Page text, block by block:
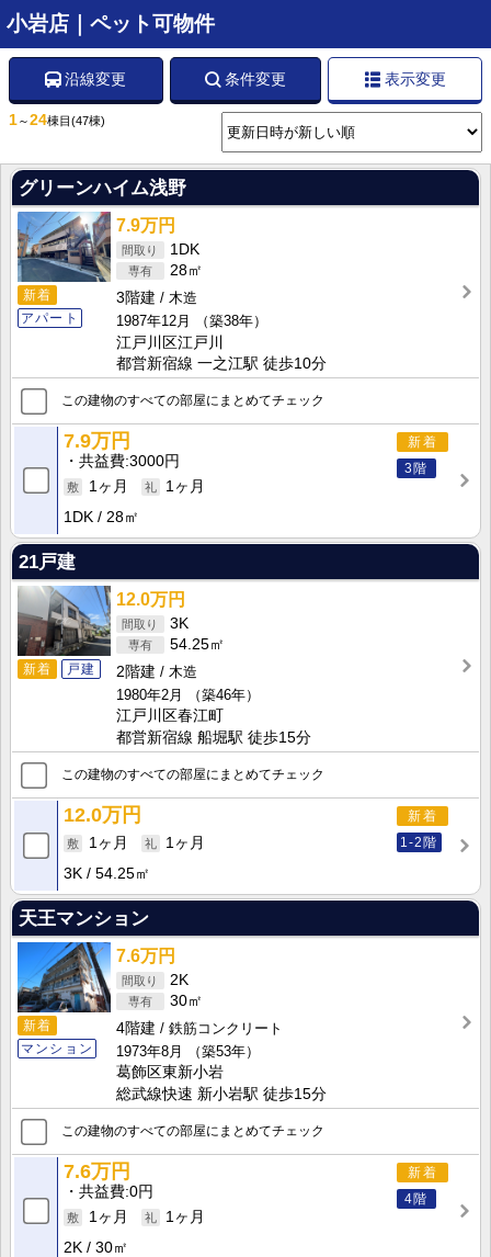
小岩店｜ペット可物件
沿線変更 条件変更 表示変更
1～24棟目 (47棟)
グリーンハイム浅野
新着
アパート
7.9万円
1DK
28㎡
3階建
木造
1987年12月
（築38年）
江戸川区江戸川
都営新宿線 一之江駅 徒歩10分
この建物のすべての部屋にまとめてチェック
新着
3階
7.9万円
共益費 3000円
1ヶ月
1ヶ月
1DK
28㎡
21戸建
新着 戸建
12.0万円
3K
54.25㎡
2階建
木造
1980年2月
（築46年）
江戸川区春江町
都営新宿線 船堀駅 徒歩15分
この建物のすべての部屋にまとめてチェック
新着
1-2階
12.0万円
1ヶ月
1ヶ月
3K
54.25㎡
天王マンション
新着
マンション
7.6万円
2K
30㎡
4階建
鉄筋コンクリート
1973年8月
（築53年）
葛飾区東新小岩
総武線快速 新小岩駅 徒歩15分
この建物のすべての部屋にまとめてチェック
新着
4階
7.6万円
共益費 0円
1ヶ月
1ヶ月
2K
30㎡